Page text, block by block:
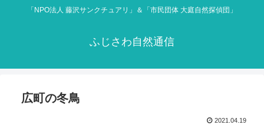
「NPO法人 藤沢サンクチュアリ」＆「市民団体 大庭自然探偵団」
ふじさわ自然通信
広町の冬鳥
2021.04.19